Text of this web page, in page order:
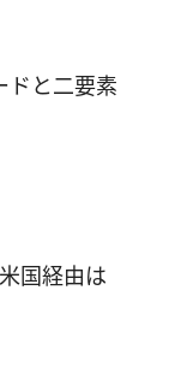
ドと二要素
国経由は